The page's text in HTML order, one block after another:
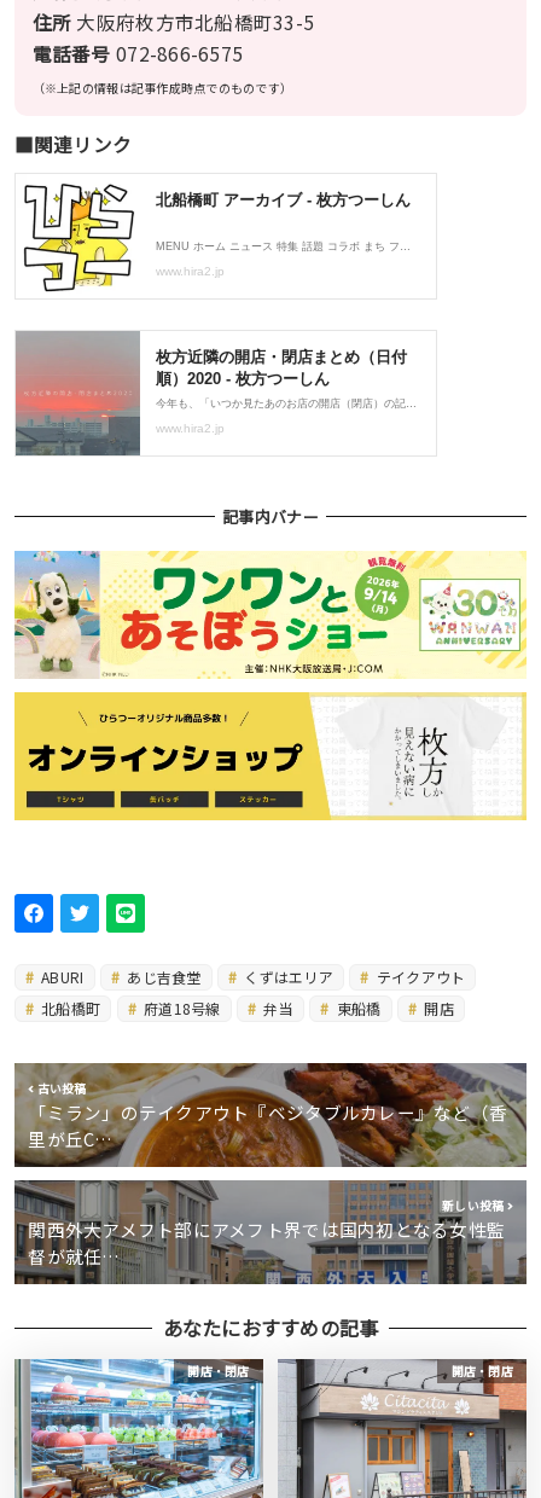
住所 大阪府枚方市北船橋町33-5
電話番号 072-866-6575
（※上記の情報は記事作成時点でのものです）
■関連リンク
記事内バナー
ABURI あじ吉食堂 くずはエリア
テイクアウト
北船橋町
府道18号線 弁当 東船橋 開店
古い投稿
「ミラン」のテイクアウト『ベジタブルカレー』など（香
里が丘C…
新しい投稿
関西外大アメフト部にアメフト界では国内初となる女性監
督が就任…
あなたにおすすめの記事
開店・閉店 開店・閉店